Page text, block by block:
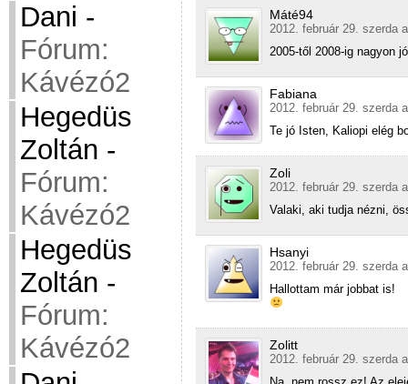
Dani -
Fórum:
Kávézó2
Hegedüs
Zoltán -
Fórum:
Kávézó2
Hegedüs
Zoltán -
Fórum:
Kávézó2
Máté94
2012. február 29. szerda
2005-től 2008-ig nagyon
Fabiana
2012. február 29. szerda
Te jó Isten, Kaliopi elég
Zoli
2012. február 29. szerda
Valaki, aki tudja nézni,
Hsanyi
2012. február 29. szerda
Hallottam már jobbat is!
Zolitt
2012. február 29. szerda